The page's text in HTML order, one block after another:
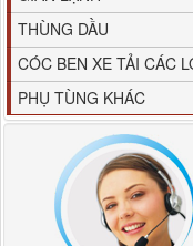
THÙNG DẦU
CÓC BEN XE TẢI CÁC
PHỤ TÙNG KHÁC